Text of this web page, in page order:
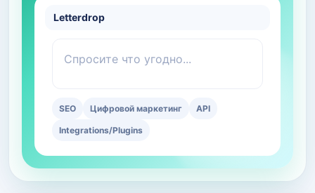
Letterdrop
Спросите что угодно...
SEO Цифровой маркетинг API
Integrations/Plugins